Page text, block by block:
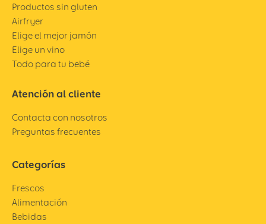
Productos sin gluten
Airfryer
Elige el mejor jamón
Elige un vino
Todo para tu bebé
Atención al cliente
Contacta con nosotros
Preguntas frecuentes
Categorías
Frescos
Alimentación
Bebidas